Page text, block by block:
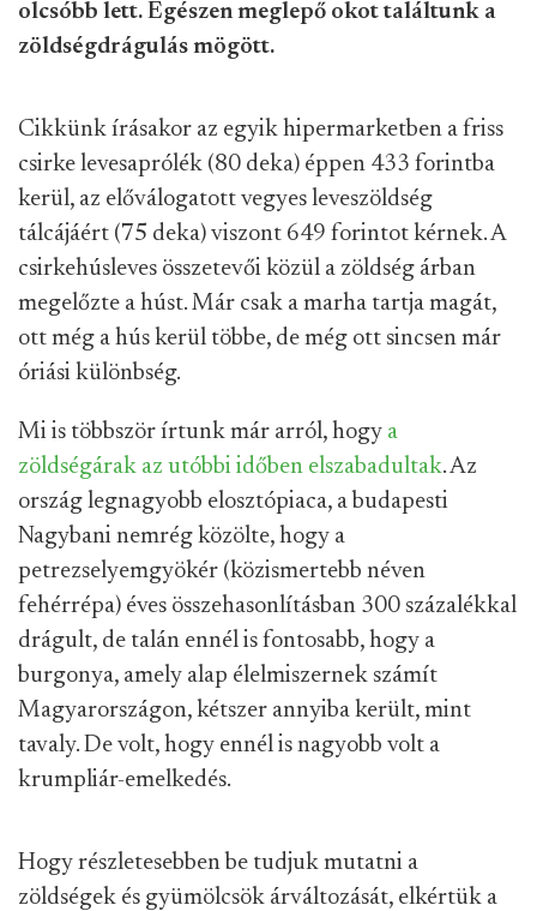
olcsóbb lett. Egészen meglepő okot találtunk a
zöldségdrágulás mögött.
Cikkünk írásakor az egyik hipermarketben a friss
csirke levesaprólék (80 deka) éppen 433 forintba
kerül, az előválogatott vegyes leveszöldség
tálcájáért (75 deka) viszont 649 forintot kérnek. A
csirkehúsleves összetevői közül a zöldség árban
megelőzte a húst. Már csak a marha tartja magát,
ott még a hús kerül többe, de még ott sincsen már
óriási különbség.
Mi is többször írtunk már arról, hogy a
zöldségárak az utóbbi időben elszabadultak. Az
ország legnagyobb elosztópiaca, a budapesti
Nagybani nemrég közölte, hogy a
petrezselyemgyökér (közismertebb néven
fehérrépa) éves összehasonlításban 300 százalékkal
drágult, de talán ennél is fontosabb, hogy a
burgonya, amely alap élelmiszernek számít
Magyarországon, kétszer annyiba került, mint
tavaly. De volt, hogy ennél is nagyobb volt a
krumpliár-emelkedés.
Hogy részletesebben be tudjuk mutatni a
zöldségek és gyümölcsök árváltozását, elkértük a